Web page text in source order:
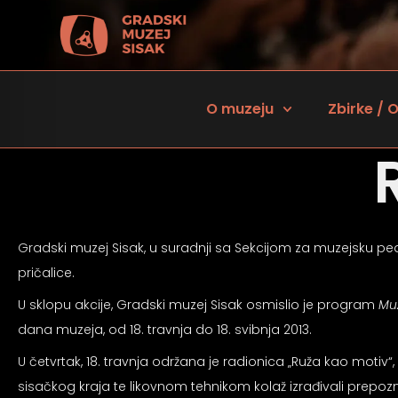
O muzeju Zbirke /
Gradski muzej Sisak, u suradnji sa Sekcijom za muzejsku
pričalice.
U sklopu akcije, Gradski muzej Sisak osmislio je program
dana muzeja, od 18. travnja do 18. svibnja 2013.
U četvrtak, 18. travnja održana je radionica „Ruža kao
sisačkog kraja te likovnom tehnikom kolaž izrađivali
za osobe sa oštećenjem vida